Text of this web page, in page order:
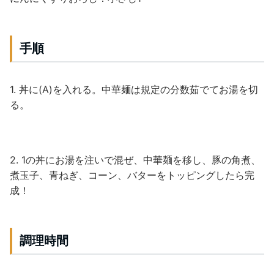
手順
1. 丼に(A)を入れる。中華麺は規定の分数茹でてお湯を切
る。
2. 1の丼にお湯を注いで混ぜ、中華麺を移し、豚の角煮、
煮玉子、青ねぎ、コーン、バターをトッピングしたら完
成！
調理時間